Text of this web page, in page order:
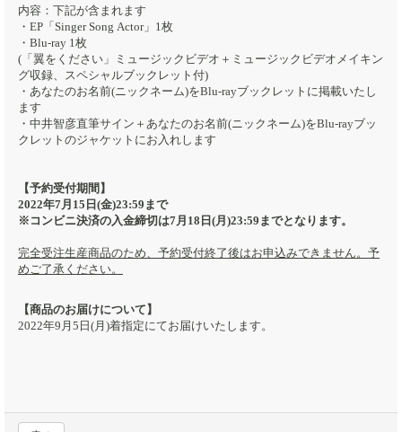
内容：下記が含まれます
・EP「Singer Song Actor」1枚
・Blu-ray 1枚
(「翼をください」ミュージックビデオ＋ミュージックビデオメイキン
グ収録、スペシャルブックレット付)
・あなたのお名前(ニックネーム)をBlu-rayブックレットに掲載いたし
ます
・中井智彦直筆サイン＋あなたのお名前(ニックネーム)をBlu-rayブッ
クレットのジャケットにお入れします
【予約受付期間】
2022年7月15日(金)23:59まで
※コンビニ決済の入金締切は7月18日(月)23:59までとなります。
完全受注生産商品のため、予約受付終了後はお申込みできません。予
めご了承ください。
【商品のお届けについて】
2022年9月5日(月)着指定にてお届けいたします。